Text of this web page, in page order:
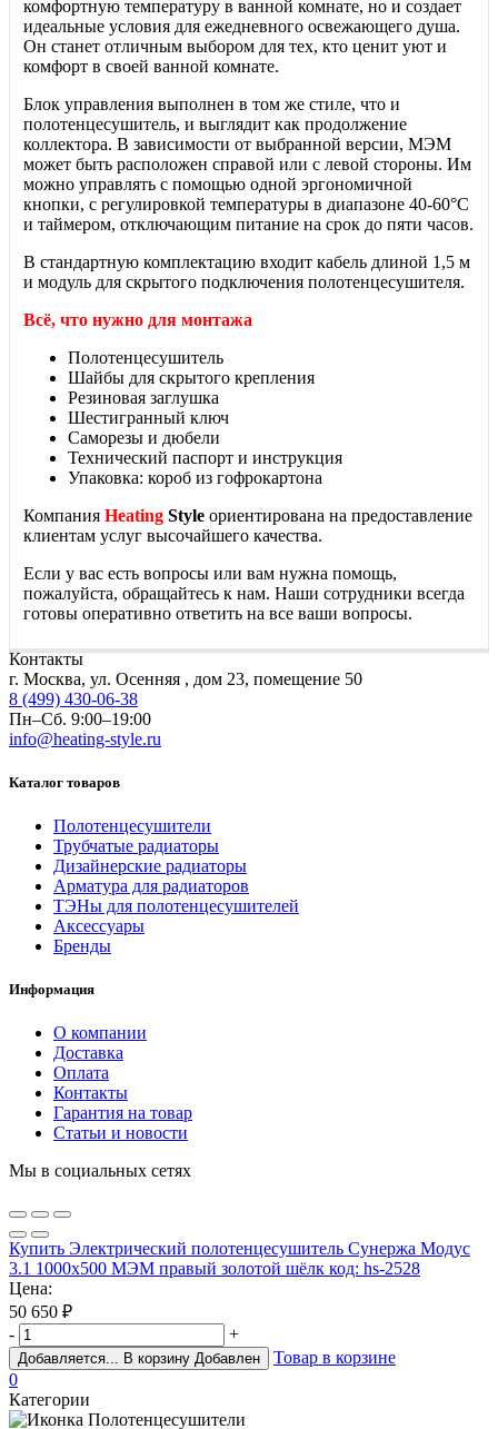
комфортную температуру в ванной комнате, но и создает
идеальные условия для ежедневного освежающего душа.
Он станет отличным выбором для тех, кто ценит уют и
комфорт в своей ванной комнате.
Блок управления выполнен в том же стиле, что и
полотенцесушитель, и выглядит как продолжение
коллектора. В зависимости от выбранной версии, МЭМ
может быть расположен справой или с левой стороны. Им
можно управлять с помощью одной эргономичной
кнопки, с регулировкой температуры в диапазоне 40-60°C
и таймером, отключающим питание на срок до пяти часов.
В стандартную комплектацию входит кабель длиной 1,5 м
и модуль для скрытого подключения полотенцесушителя.
Всё, что нужно для монтажа
Полотенцесушитель
Шайбы для скрытого крепления
Резиновая заглушка
Шестигранный ключ
Саморезы и дюбели
Технический паспорт и инструкция
Упаковка: короб из гофрокартона
Компания Heating Style ориентирована на предоставление
клиентам услуг высочайшего качества.
Если у вас есть вопросы или вам нужна помощь,
пожалуйста, обращайтесь к нам. Наши сотрудники всегда
готовы оперативно ответить на все ваши вопросы.
Контакты
г. Москва, ул. Осенняя , дом 23, помещение 50
8 (499) 430-06-38
Пн–Сб. 9:00–19:00
info@heating-style.ru
Каталог товаров
Полотенцесушители
Трубчатые радиаторы
Дизайнерские радиаторы
Арматура для радиаторов
ТЭНы для полотенцесушителей
Аксессуары
Бренды
Информация
О компании
Доставка
Оплата
Контакты
Гарантия на товар
Статьи и новости
Мы в социальных сетях
Купить Электрический полотенцесушитель Сунержа Модус
3.1 1000х500 МЭМ правый золотой шёлк код: hs-2528
Цена:
50 650 ₽
-
+
Добавляется... В корзину Добавлен
Товар в корзине
0
Категории